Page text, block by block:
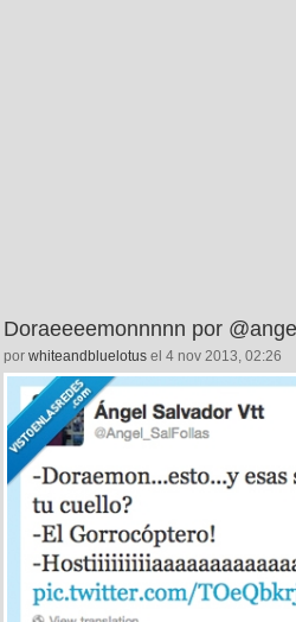
Doraeeeemonnnnn por
por whiteandbluelotus el 4 nov 2013, 02:26